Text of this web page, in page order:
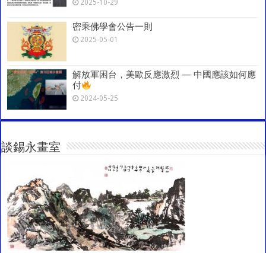
2025-10-29
密乘佛學會公告一則
2025-05-01
解放軍困台，美歐反應激烈 — 中國應該如何應
付
2024-05-25
談錫永畫室